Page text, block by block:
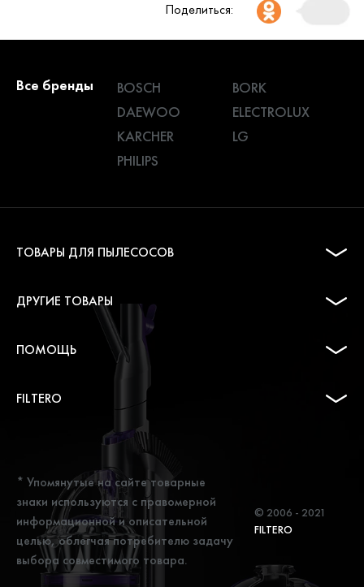
Поделиться:
Все бренды BOSCH
BORK
DAEWOO
ELECTROLUX
KARCHER
LG
PHILIPS
ТОВАРЫ ДЛЯ ПЫЛЕСОСОВ
ДРУГИЕ ТОВАРЫ
ПОМОЩЬ
FILTERO
* Упомянутые на сайте товарные
знаки используются с правомерной
информационной и описательной
целью, облегчая потребителю задачу
выбора совместимого товара.
© 2006 - 2021
FILTERO